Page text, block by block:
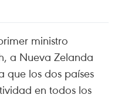
ministro
a Nueva Zelanda
que los dos países
en todos los